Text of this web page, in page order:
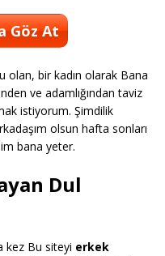
Göz At
olan, bir kadın olarak Bana
ve adamlığından taviz
istiyorum. Şimdilik
olsun hafta sonları
bana yeter.
Dul
kez Bu siteyi erkek